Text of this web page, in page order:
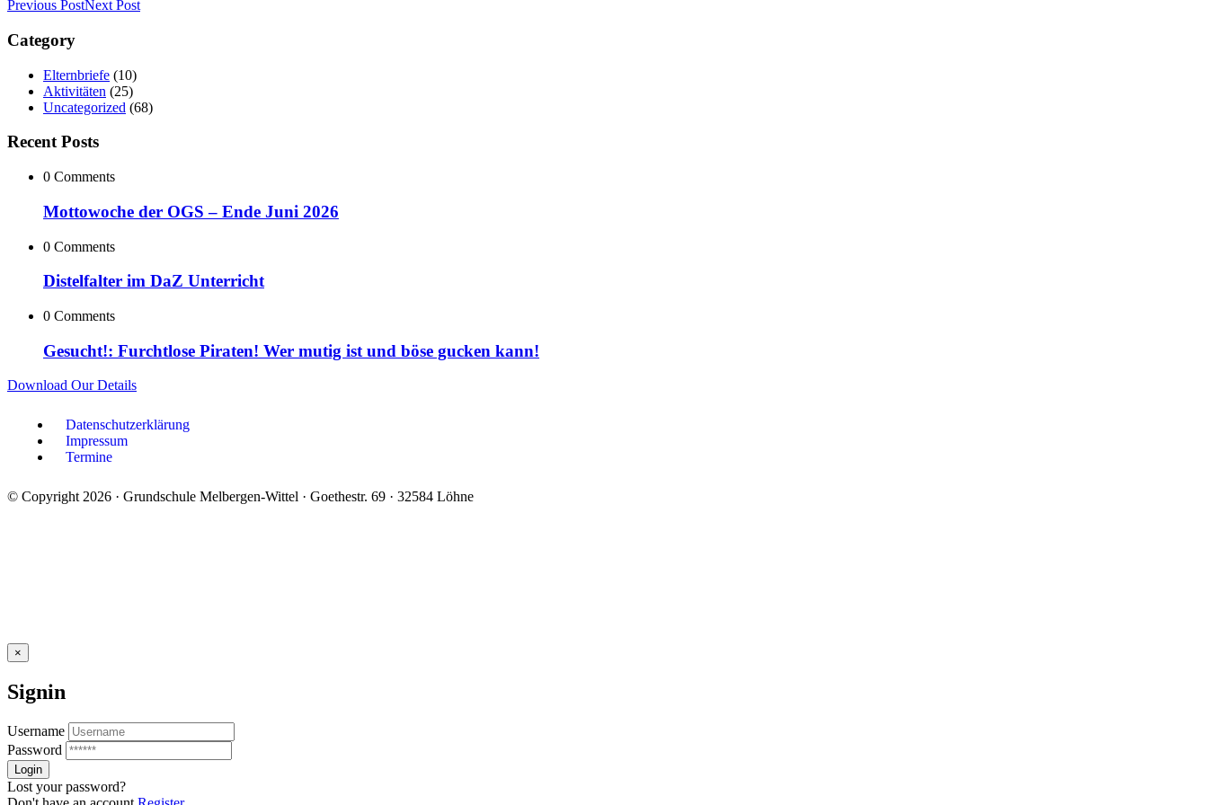
Previous PostNext Post
Category
Elternbriefe (10)
Aktivitäten (25)
Uncategorized (68)
Recent Posts
0 Comments
Mottowoche der OGS – Ende Juni 2026
0 Comments
Distelfalter im DaZ Unterricht
0 Comments
Gesucht!: Furchtlose Piraten! Wer mutig ist und böse gucken kann!
Download Our Details
Datenschutzerklärung
Impressum
Termine
© Copyright 2026 · Grundschule Melbergen-Wittel · Goethestr. 69 · 32584 Löhne
×
Signin
Username
Password
Lost your password?